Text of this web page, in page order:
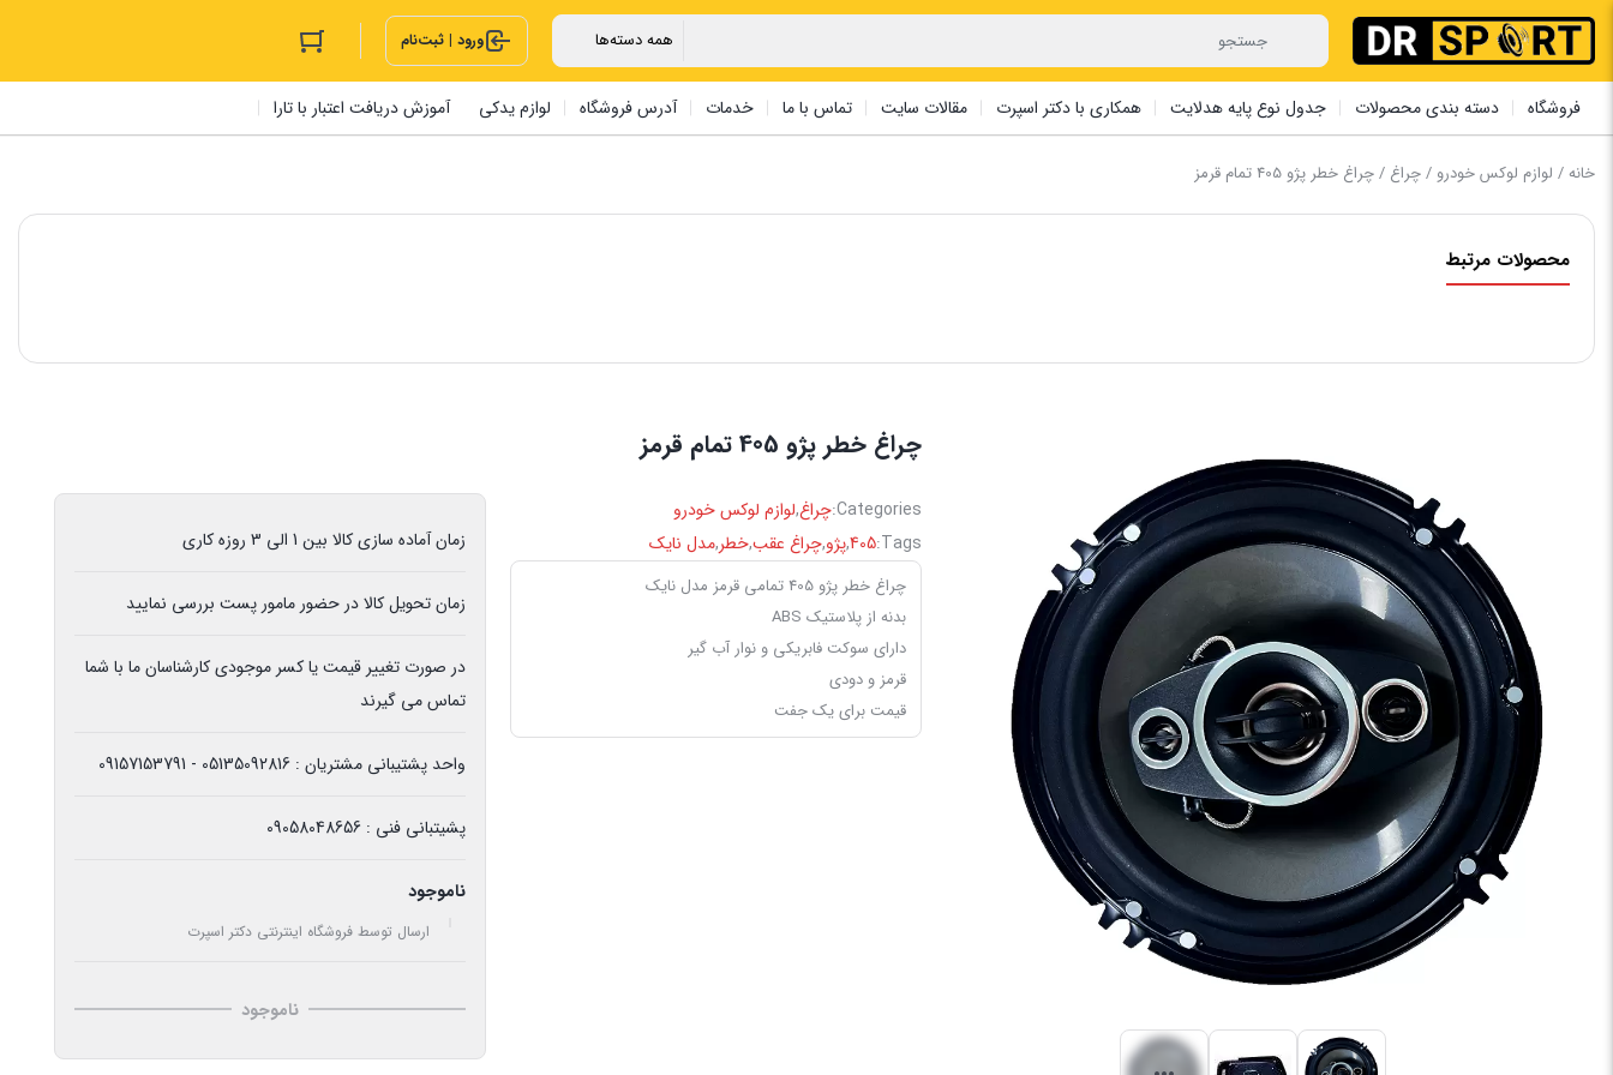
ورود | ثبت‌نام
فروشگاه دسته بندی محصولات جدول نوع پایه هدلایت همکاری با دکتر اسپرت مقالات سایت تماس با ما خدمات آدرس فروشگاه لوازم یدکی آموزش دریافت اعتبار با تارا
خانه/ لوازم لوکس خودرو /چراغ / چراغ خطر پژو 405 تمام قرمز
محصولات مرتبط
چراغ خطر پژو 405 تمام قرمز
Categories:چراغ,لوازم لوکس خودرو
Tags:
405
,پژو,چراغ عقب,خطر,مدل نایک
چراغ خطر پژو 405 تمامی قرمز مدل نایک
بدنه از پلاستیک ABS
دارای سوکت فابریکی و نوار آب گیر
قرمز و دودی
قیمت برای یک جفت
زمان آماده سازی کالا بین 1 الی 3 روزه کاری
زمان تحویل کالا در حضور مامور پست بررسی نمایید
در صورت تغییر قیمت یا کسر موجودی کارشناسان ما با شما
تماس می گیرند
واحد پشتیبانی مشتریان : 05135092816 - 09157153791
پشیتبانی فنی : 09058048656
ناموجود
ارسال توسط فروشگاه اینترنتی دکتر اسپرت
ناموجود